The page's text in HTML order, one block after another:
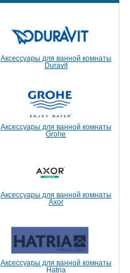
Аксессуары для ванной комнаты
Duravit
Аксессуары для ванной комнаты
Grohe
Аксессуары для ванной комнаты
Axor
Аксессуары для ванной комнаты
Hatria